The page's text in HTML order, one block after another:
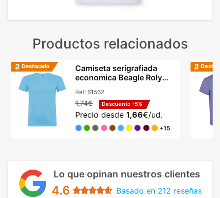
Productos relacionados
Destacado
Camiseta serigrafiada
economica Beagle Roly
Ref: 61562
1,74€ Descuento -5%
Precio desde 1,66€/ud.
+15
Lo que opinan nuestros clientes
4.6 Basado en 212 reseñas